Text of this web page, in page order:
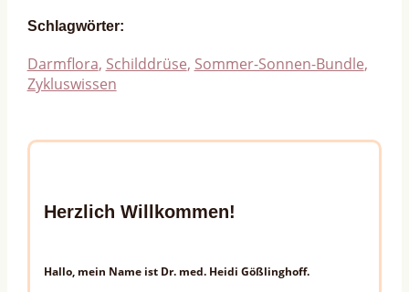
Schlagwörter:
Darmflora, Schilddrüse, Sommer-Sonnen-Bundle,
Zykluswissen
Herzlich Willkommen!
Hallo, mein Name ist Dr. med. Heidi Gößlinghoff.